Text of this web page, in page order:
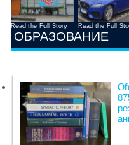
Read the Full Story Read the Full
ОБРАЗОВАНИЕ